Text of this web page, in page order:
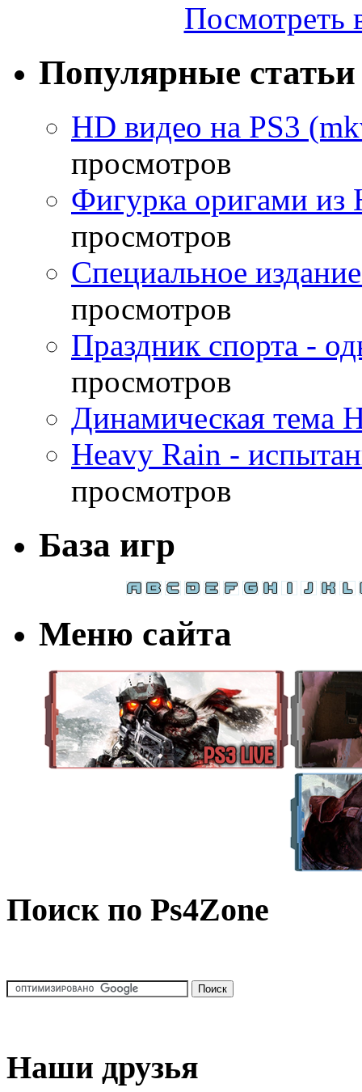
Посмотреть
Популярные статьи
HD видео на PS3
просмотров
Фигурка оригами из
просмотров
Специальное
просмотров
Праздник спорта -
просмотров
Динамическая тема
Heavy Rain -
просмотров
База игр
Меню сайта
Поиск по Ps4Zone
Наши друзья